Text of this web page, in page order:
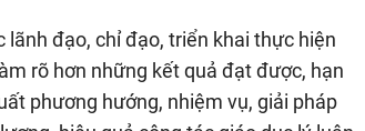
đạo, chỉ đạo, triển khai thực hiện
rõ hơn những kết quả đạt được, hạn
phương hướng, nhiệm vụ, giải pháp